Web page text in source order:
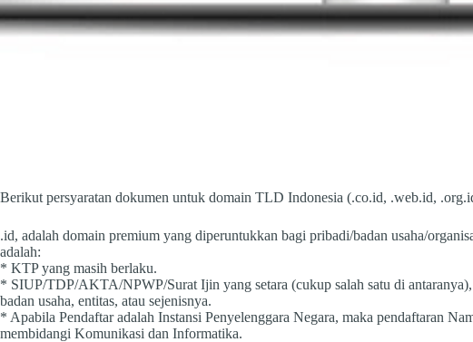
Berikut persyaratan dokumen untuk domain TLD Indonesia (.co.id, .web.id,
.id, adalah domain premium yang diperuntukkan bagi pribadi/badan usaha/
adalah:
* KTP yang masih berlaku.
* SIUP/TDP/AKTA/NPWP/Surat Ijin yang setara (cukup salah satu di
badan usaha, entitas, atau sejenisnya.
* Apabila Pendaftar adalah Instansi Penyelenggara Negara, maka pendaftaran
membidangi Komunikasi dan Informatika.